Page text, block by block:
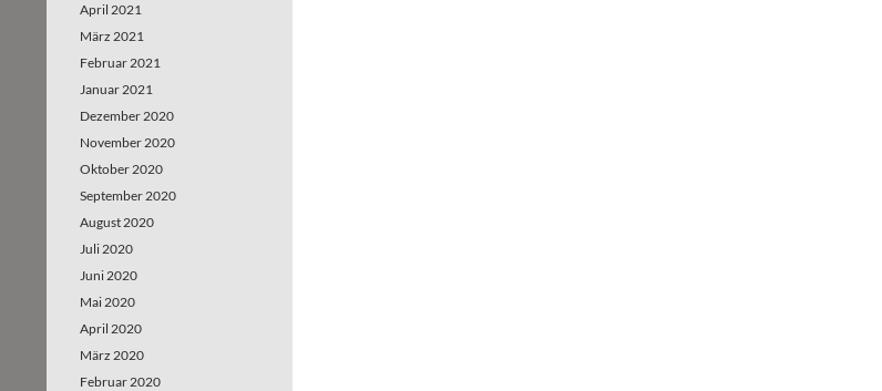
April 2021
März 2021
Februar 2021
Januar 2021
Dezember 2020
November 2020
Oktober 2020
September 2020
August 2020
Juli 2020
Juni 2020
Mai 2020
April 2020
März 2020
Februar 2020